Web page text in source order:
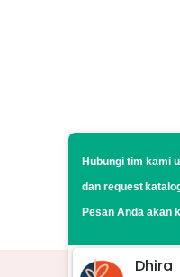
Hubungi tim kami
dan request
Pesan Anda akan
Dhira